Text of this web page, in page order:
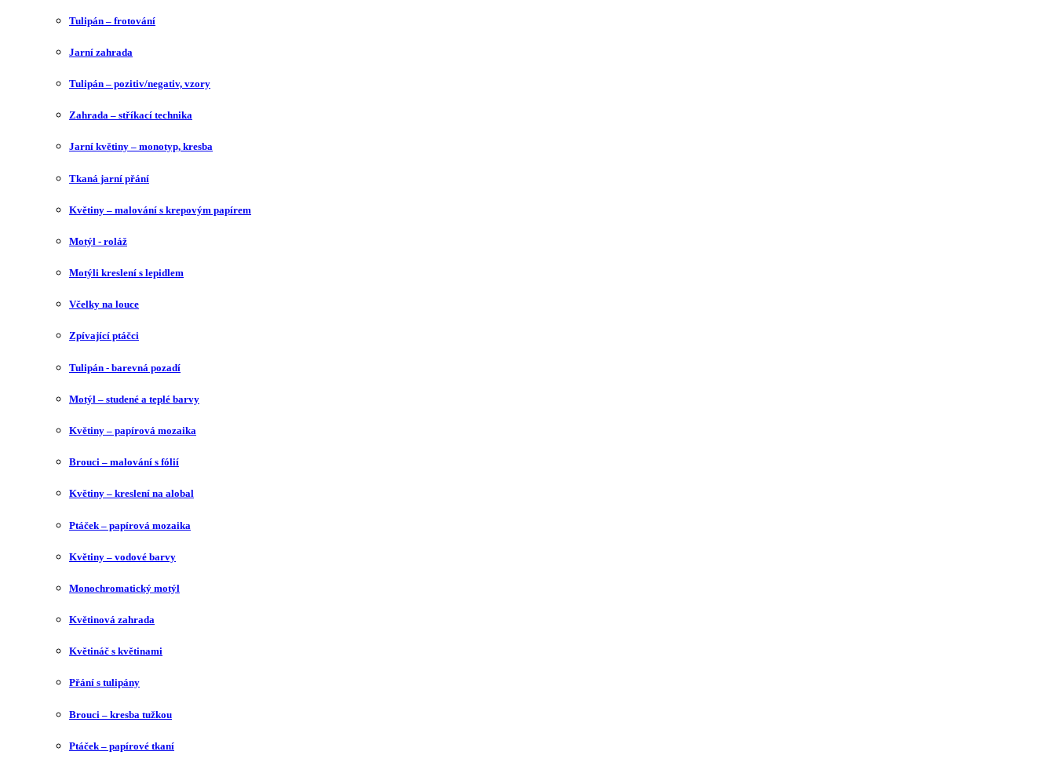
Tulipán – frotování
Jarní zahrada
Tulipán – pozitiv/negativ, vzory
Zahrada – stříkací technika
Jarní květiny – monotyp, kresba
Tkaná jarní přání
Květiny – malování s krepovým papírem
Motýl - roláž
Motýli kreslení s lepidlem
Včelky na louce
Zpívající ptáčci
Tulipán - barevná pozadí
Motýl – studené a teplé barvy
Květiny – papírová mozaika
Brouci – malování s fólií
Květiny – kreslení na alobal
Ptáček – papírová mozaika
Květiny – vodové barvy
Monochromatický motýl
Květinová zahrada
Květináč s květinami
Přání s tulipány
Brouci – kresba tužkou
Ptáček – papírové tkaní